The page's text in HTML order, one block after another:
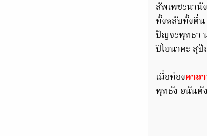
สัพเพชะนานั
ทั้งหลับทั้งตื่น
ปัญจะพุทธา
ปิโยนาคะ สุ
เมื่อท่องคาถ
พุทธัง อนันตั